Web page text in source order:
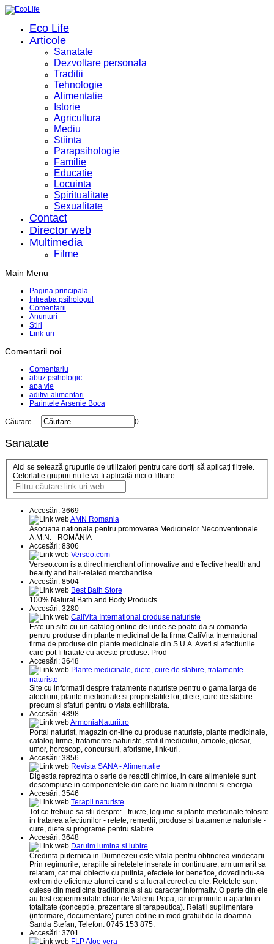
Eco Life
Articole
Sanatate
Dezvoltare personala
Traditii
Tehnologie
Alimentatie
Istorie
Agricultura
Mediu
Stiinta
Parapsihologie
Familie
Educatie
Locuinta
Spiritualitate
Sexualitate
Contact
Director web
Multimedia
Filme
Main Menu
Pagina principala
Intreaba psihologul
Comentarii
Anunturi
Stiri
Link-uri
Comentarii noi
Comentariu
abuz psihologic
apa vie
aditivi alimentari
Parintele Arsenie Boca
Căutare ... 0
Sanatate
Aici se setează grupurile de utilizatori pentru care doriți să aplicați filtrele.
Celorlalte grupuri nu le va fi aplicată nici o filtrare.
Accesări: 3669
AMN Romania
Asociatia nationala pentru promovarea Medicinelor Neconventionale =
A.M.N. - ROMÂNIA
Accesări: 8306
Verseo.com
Verseo.com is a direct merchant of innovative and effective health and
beauty and hair-related merchandise.
Accesări: 8504
Best Bath Store
100% Natural Bath and Body Products
Accesări: 3280
CaliVita International produse naturiste
Este un site cu un catalog online de unde se poate da si comanda
pentru produse din plante medicinal de la firma CaliVita International
firma de produse din plante medicinale din S.U.A. Aveti si afectiunile
care pot fi tratate cu aceste produse. Prod
Accesări: 3648
Plante medicinale, diete, cure de slabire, tratamente
naturiste
Site cu informatii despre tratamente naturiste pentru o gama larga de
afectiuni, plante medicinale si proprietatile lor, diete, cure de slabire
precum si sfaturi pentru o viata echilibrata.
Accesări: 4898
ArmoniaNaturii.ro
Portal naturist, magazin on-line cu produse naturiste, plante medicinale,
catalog firme, tratamente naturiste, sfatul medicului, articole, glosar,
umor, horoscop, concursuri, aforisme, link-uri.
Accesări: 3856
Revista SANA - Alimentatie
Digestia reprezinta o serie de reactii chimice, in care alimentele sunt
descompuse in componentele din care ne luam nutrientii si energia.
Accesări: 3546
Terapii naturiste
Tot ce trebuie sa stii despre: - fructe, legume si plante medicinale folosite
in tratarea afectiunilor - retete, remedii, produse si tratamente naturiste -
cure, diete si programe pentru slabire
Accesări: 3648
Daruim lumina si iubire
Credinta puternica in Dumnezeu este vitala pentru obtinerea vindecarii.
Prin regimurile, terapiile si retetele inserate in continuare, am urmarit sa
relatam, cat mai obiectiv cu putinta, efectele lor benefice, dovedindu-se
extrem de eficiente atunci cand s-a lucrat corect cu ele. Retetele sunt
culese din medicina traditionala si au caracter informativ. O parte din ele
au fost experimentate chiar de Valeriu Popa, iar regimurile ii apartin in
totalitate (conceptie, prezentare si terapeutica). Relatii suplimentare
(informare, documentare) puteti obtine in mod gratuit de la doamna
Sanda Stefan, Telefon: 0745 153 875.
Accesări: 3701
FLP Aloe vera